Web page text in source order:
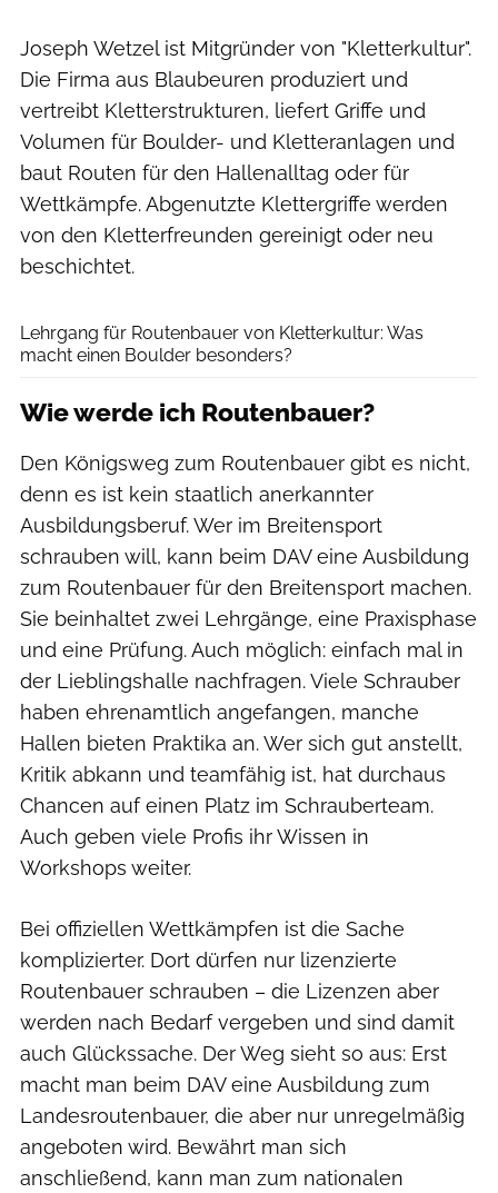
Joseph Wetzel ist Mitgründer von "Kletterkultur".
Die Firma aus Blaubeuren produziert und
vertreibt Kletterstrukturen, liefert Griffe und
Volumen für Boulder- und Kletteranlagen und
baut Routen für den Hallenalltag oder für
Wettkämpfe. Abgenutzte Klettergriffe werden
von den Kletterfreunden gereinigt oder neu
beschichtet.
Lehrgang für Routenbauer von Kletterkultur: Was
macht einen Boulder besonders?
Wie werde ich Routenbauer?
Den Königsweg zum Routenbauer gibt es nicht,
denn es ist kein staatlich anerkannter
Ausbildungsberuf. Wer im Breitensport
schrauben will, kann beim DAV eine Ausbildung
zum Routenbauer für den Breiten­­sport machen.
Sie beinhaltet zwei Lehr­gänge, eine Praxisphase
und eine Prüfung. Auch möglich: einfach mal in
der Lieblingshalle nachfragen. Viele Schrauber
haben ehrenamtlich angefangen, manche
Hallen bieten Praktika an. Wer sich gut anstellt,
Kritik abkann und teamfähig ist, hat durchaus
Chancen auf einen Platz im Schrauberteam.
Auch geben viele Profis ihr Wissen in
Workshops weiter.
Bei offiziellen Wettkämpfen ist die Sache
komplizierter. Dort dürfen nur lizenzierte
Routenbauer schrauben – die Lizenzen aber
werden nach Bedarf vergeben und sind damit
auch Glückssache. Der Weg sieht so aus: Erst
macht man beim DAV eine Ausbildung zum
Landesroutenbauer, die aber nur unregelmäßig
angeboten wird. Bewährt man sich
anschließend, kann man zum nationalen